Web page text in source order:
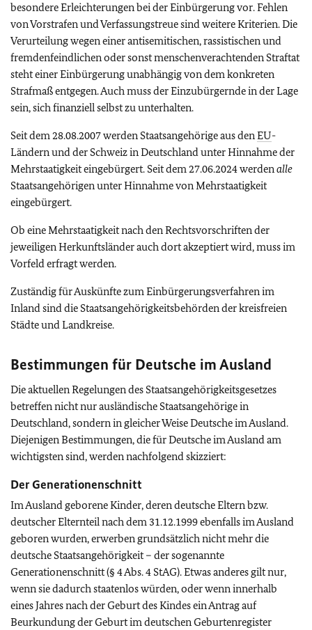
besondere Erleichterungen bei der Einbürgerung vor. Fehlen
von Vorstrafen und Verfassungstreue sind weitere Kriterien. Die
Verurteilung wegen einer antisemitischen, rassistischen und
fremdenfeindlichen oder sonst menschenverachtenden Straftat
steht einer Einbürgerung unabhängig von dem konkreten
Strafmaß entgegen. Auch muss der Einzubürgernde in der Lage
sein, sich finanziell selbst zu unterhalten.
Seit dem 28.08.2007 werden Staatsangehörige aus denEU-
Ländern und der Schweiz in Deutschland unter Hinnahme der
Mehrstaatigkeit eingebürgert. Seit dem 27.06.2024 werdenalle
Staatsangehörigen unter Hinnahme von Mehrstaatigkeit
eingebürgert.
Ob eine Mehrstaatigkeit nach den Rechtsvorschriften der
jeweiligen Herkunftsländer auch dort akzeptiert wird, muss im
Vorfeld erfragt werden.
Zuständig für Auskünfte zum Einbürgerungsverfahren im
Inland sind die Staatsangehörigkeitsbehörden der kreisfreien
Städte und Landkreise.
Bestimmungen für Deutsche im Ausland
Die aktuellen Regelungen des Staatsangehörigkeitsgesetzes
betreffen nicht nur ausländische Staatsangehörige in
Deutschland, sondern in gleicher Weise Deutsche im Ausland.
Diejenigen Bestimmungen, die für Deutsche im Ausland am
wichtigsten sind, werden nachfolgend skizziert:
Der Generationenschnitt
Im Ausland geborene Kinder, deren deutsche Eltern bzw.
deutscher Elternteil nach dem 31.12.1999 ebenfalls im Ausland
geboren wurden, erwerben grundsätzlich nicht mehr die
deutsche Staatsangehörigkeit – der sogenannte
Generationenschnitt (§ 4 Abs. 4 StAG). Etwas anderes gilt nur,
wenn sie dadurch staatenlos würden, oder wenn innerhalb
eines Jahres nach der Geburt des Kindes ein Antrag auf
Beurkundung der Geburt im deutschen Geburtenregister